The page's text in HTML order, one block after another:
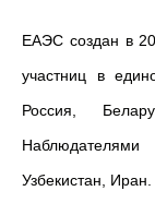
ЕАЭС создан в
участниц в
Россия,
Узбекистан, Иран.